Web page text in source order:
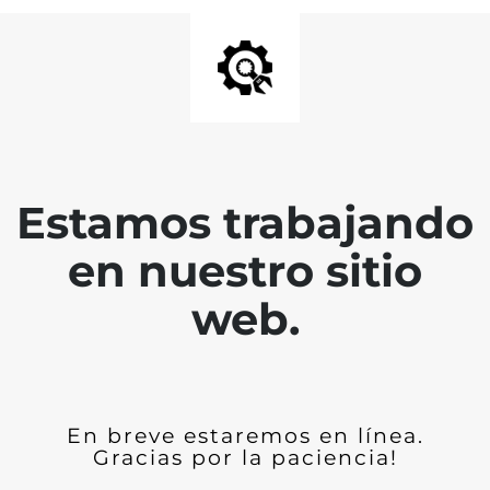
Estamos trabajando
en nuestro sitio
web.
En breve estaremos en línea.
Gracias por la paciencia!